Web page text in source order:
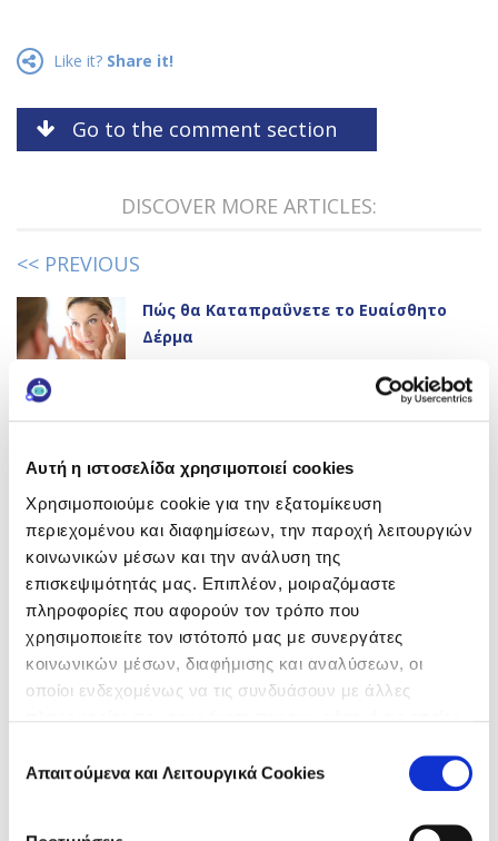
Αυτή η ιστοσελίδα χρησιμοποιεί cookies
Χρησιμοποιούμε cookie για την εξατομίκευση
περιεχομένου και διαφημίσεων, την παροχή λειτουργιών
κοινωνικών μέσων και την ανάλυση της
επισκεψιμότητάς μας. Επιπλέον, μοιραζόμαστε
πληροφορίες που αφορούν τον τρόπο που
χρησιμοποιείτε τον ιστότοπό μας με συνεργάτες
κοινωνικών μέσων, διαφήμισης και αναλύσεων, οι
οποίοι ενδεχομένως να τις συνδυάσουν με άλλες
των υπηρεσιών τους.
συγκατάθεσης
Απαιτούμενα και Λειτουργικά Cookies
Share it!
DISCOVER MORE ARTICLES:
<< PREVIOUS
Γιατί Πρέπει να Βάζω Κρέμα Ματιών;
FIND WHAT SUITS YOU
Κάνε εγγραφή στο newsletter
της FREZYDERM και κέρδισε!
Με την εγγραφή σου θα λαμβάνεις
περιεχόμενο που σε αφορά, θα
ενημερώνεσαι για νέα προϊόντα &
νέους διαγωνισμούς, ενώ έχεις τη
δυνατότητα να μπεις σε κλήρωση για